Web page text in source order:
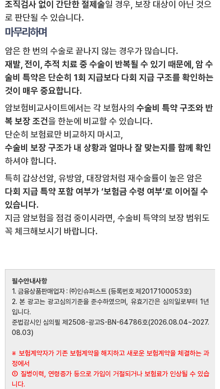
조직검사 없이 간단한 절제술일 경우, 보장 대상이 아닌 것으
로 판단될 수 있습니다.
마무리하며
암은 한 번의 수술로 끝나지 않는 경우가 많습니다.
재발, 전이, 추적 치료 중 수술이 반복될 수 있기 때문에, 암 수
술비 특약은 단순히 1회 지급보다 다회 지급 구조를 확인하는
것이 매우 중요합니다.
암보험비교사이트에서는 각 보험사의 수술비 특약 구조와 반
복 보장 조건을 한눈에 비교할 수 있습니다.
단순히 보험료만 비교하지 마시고,
수술비 보장 구조가 내 상황과 얼마나 잘 맞는지를 함께 확인
하셔야 합니다.
특히 갑상선암, 유방암, 대장암처럼 재수술률이 높은 암은
다회 지급 특약 포함 여부가 ‘보험금 수령 여부’로 이어질 수
있습니다.
지금 암보험을 점검 중이시라면, 수술비 특약의 보장 범위도
꼭 체크해보시기 바랍니다.
필수안내사항
1. 금융상품판매업자 : ㈜인슈퍼스트 (등록번호 제2017100053호)
2. 본 광고는 광고심의기준을 준수하였으며, 유효기간은 심의일로부터 1년
입니다.
준법감시인 심의필 제2508-광고S-BN-64786호(2026.08.04~2027.
08.03)
※ 보험계약자가 기존 보험계약을 해지하고 새로운 보험계약을 체결하는 과
정에서
① 질병이력, 연령증가 등으로 가입이 거절되거나 보험료가 인상될 수 있습
니다.